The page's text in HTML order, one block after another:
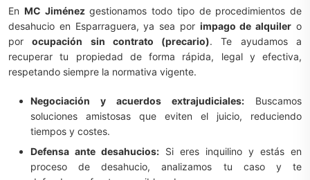
En MC Jiménezgestionamos todo tipo de procedimientos de
desahucio en Esparraguera, ya sea por impago de alquiler o
porocupación sin contrato (precario). Te ayudamos a
recuperar tu propiedad de forma rápida, legal y efectiva,
respetando siempre la normativa vigente.
Negociación y acuerdos extrajudiciales: Buscamos
soluciones amistosas que eviten el juicio, reduciendo
tiempos y costes.
Defensa ante desahucios: Si eres inquilino y estás en
proceso de desahucio, analizamos tu caso y te